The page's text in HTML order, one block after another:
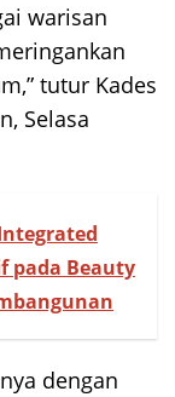
warisan
tutur Kades
Selasa
pada Beauty
dengan